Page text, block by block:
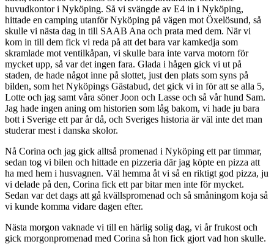
huvudkontor i Nyköping. Så vi svängde av E4 in i Nyköping,
hittade en camping utanför Nyköping på vägen mot Öxelösund, så
skulle vi nästa dag in till SAAB Ana och prata med dem. När vi
kom in till dem fick vi reda på att det bara var kamkedja som
skramlade mot ventilkåpan, vi skulle bara inte varva motorn för
mycket upp, så var det ingen fara. Glada i hågen gick vi ut på
staden, de hade något inne på slottet, just den plats som syns på
bilden, som het Nyköpings Gästabud, det gick vi in för att se alla 5,
Lotte och jag samt våra söner Joon och Lasse och så vår hund Sam.
Jag hade ingen aning om historien som låg bakom, vi hade ju bara
bott i Sverige ett par år då, och Sveriges historia är väl inte det man
studerar mest i danska skolor.
Nå Corina och jag gick alltså promenad i Nyköping ett par timmar,
sedan tog vi bilen och hittade en pizzeria där jag köpte en pizza att
ha med hem i husvagnen. Väl hemma åt vi så en riktigt god pizza, ju
vi delade på den, Corina fick ett par bitar men inte för mycket.
Sedan var det dags att gå kvällspromenad och så småningom koja så
vi kunde komma vidare dagen efter.
Nästa morgon vaknade vi till en härlig solig dag, vi år frukost och
gick morgonpromenad med Corina så hon fick gjort vad hon skulle.